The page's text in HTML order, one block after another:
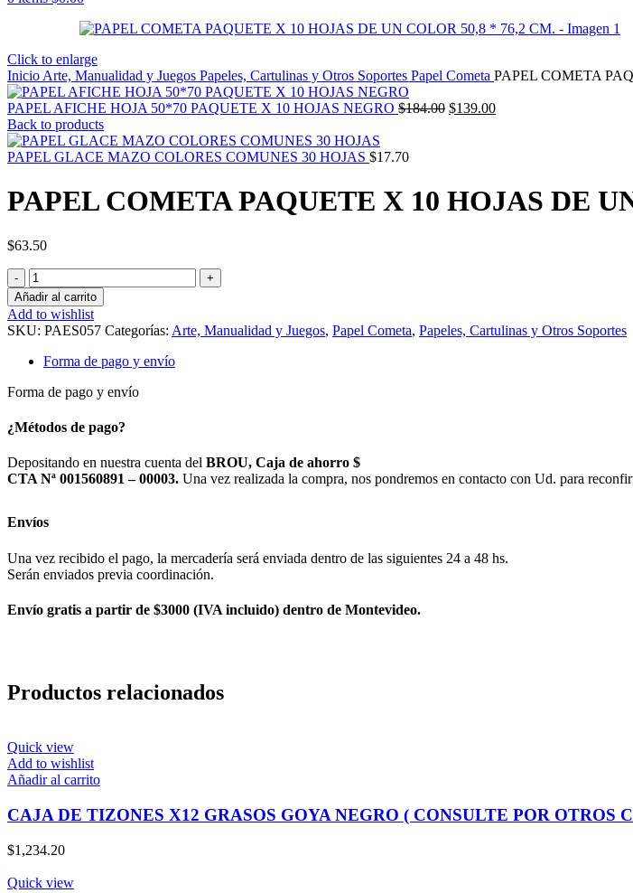
Click to enlarge
Inicio Arte, Manualidad y Juegos Papeles, Cartulinas y Otros Soportes Papel Cometa PAPEL COMETA
PAPEL AFICHE HOJA 50*70 PAQUETE X 10 HOJAS NEGRO $184.00 El
$139.00El
Back to products
PAPEL GLACE MAZO COLORES COMUNES 30 HOJAS $17.70
PAPEL COMETA PAQUETE X 10 HOJAS DE
$63.50
PAPEL
COMETA
PAQUETE
X
10
HOJAS
DE
UN
50,8
76,2
CM.
cantidad
Añadir al carrito
Add to wishlist
SKU: PAES057 Categorías: Arte, Manualidad y Juegos, Papel Cometa, Papeles, Cartulinas y Otros Soportes
Forma de pago y envío
Forma de pago y envío
¿Métodos de pago?
Depositando en nuestra cuenta del BROU, Caja de ahorro $
CTA Nª 001560891 – 00003. Una vez realizada la compra, nos pondremos en contacto con Ud. para
Envíos
Una vez recibido el pago, la mercadería será enviada dentro de las siguientes 24 a 48 hs.
Serán enviados previa coordinación.
Envío gratis a partir de $3000 (IVA incluido) dentro de Montevideo.
Productos relacionados
Quick view
Add to wishlist
Añadir al carrito
CAJA DE TIZONES X12 GRASOS GOYA NEGRO ( CONSULTE POR OTROS
$1,234.20
Quick view